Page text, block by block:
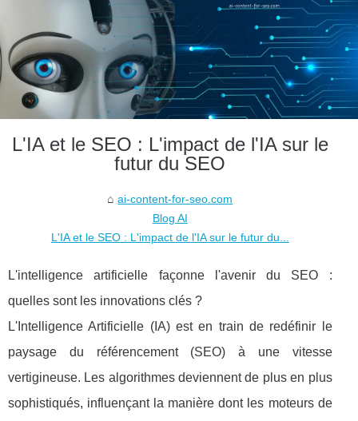
L'IA et le SEO : L'impact de l'IA sur le
futur du SEO
ai-content-for-seo.com
Blog AI
L'IA et le SEO : L'impact de l'IA sur le futur du...
L'intelligence artificielle façonne l'avenir du SEO :
quelles sont les innovations clés ?
L'Intelligence Artificielle (IA) est en train de redéfinir le
paysage du référencement (SEO) à une vitesse
vertigineuse. Les algorithmes deviennent de plus en plus
sophistiqués, influençant la manière dont les moteurs de